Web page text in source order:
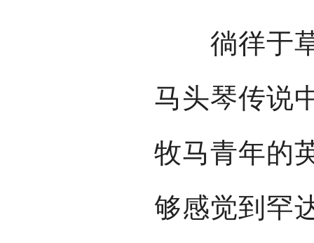
徜徉于草
马头琴传说
牧马青年的
够感觉到罕